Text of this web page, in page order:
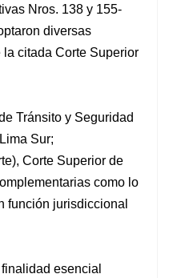
Nros. 138 y 155-
diversas
citada Corte Superior
Tránsito y Seguridad
Sur;
Corte Superior de
como lo
función jurisdiccional
esencial